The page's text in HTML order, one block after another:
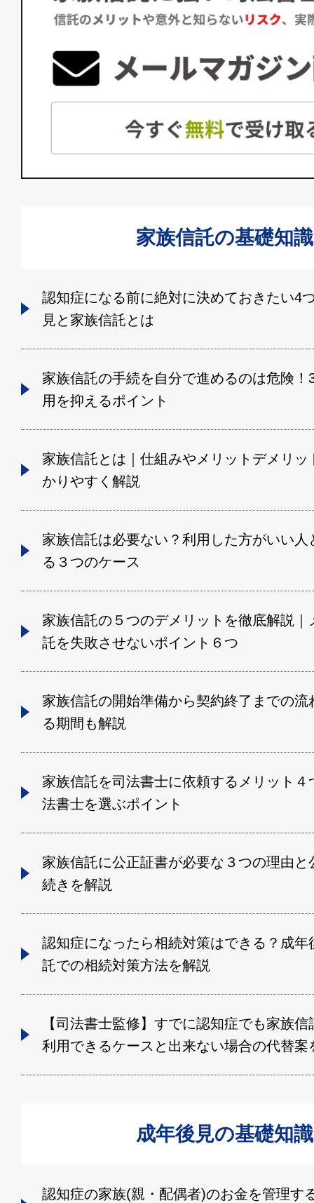
家族信託の基礎知識
認知症になる前に絶対に決めておきたい4
見と家族信託とは
家族信託の手続を自分で進めるのは危険！
用を抑えるポイント
家族信託とは｜仕組みやメリットデメリッ
かりやすく解説
家族信託は必要ない？利用した方がいい人
る３つのケース
家族信託の５つのデメリットを徹底解説｜
託を失敗させないポイント６つ
家族信託の開始準備から契約終了までの流
る期間も解説
家族信託を司法書士に依頼するメリット４
法書士を選ぶポイント
家族信託に公正証書が必要な３つの理由と
続きを解説
認知症になったら相続対策はできる？成年
託での相続対策方法を解説
【司法書士監修】すでに認知症でも家族
利用できるケースと出来ない場合の代替案
成年後見の基礎知識
認知症の家族(親・配偶者)のお金を管理す